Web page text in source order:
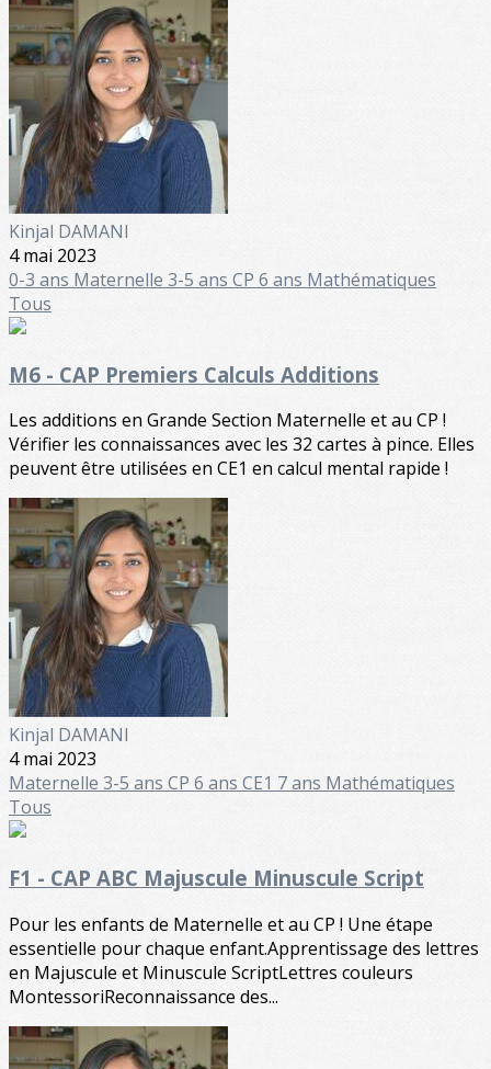
Kinjal DAMANI
4 mai 2023
0-3 ans Maternelle 3-5 ans CP 6 ans Mathématiques
Tous
M6 - CAP Premiers Calculs Additions
Les additions en Grande Section Maternelle et au CP !
Vérifier les connaissances avec les 32 cartes à pince. Elles
peuvent être utilisées en CE1 en calcul mental rapide !
Kinjal DAMANI
4 mai 2023
Maternelle 3-5 ans CP 6 ans CE1 7 ans Mathématiques
Tous
F1 - CAP ABC Majuscule Minuscule Script
Pour les enfants de Maternelle et au CP ! Une étape
essentielle pour chaque enfant.Apprentissage des lettres
en Majuscule et Minuscule ScriptLettres couleurs
MontessoriReconnaissance des...